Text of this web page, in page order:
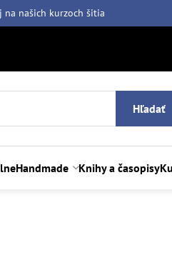
na našich kurzoch šitia
Hľadať
Handmade Knihy a časopisy